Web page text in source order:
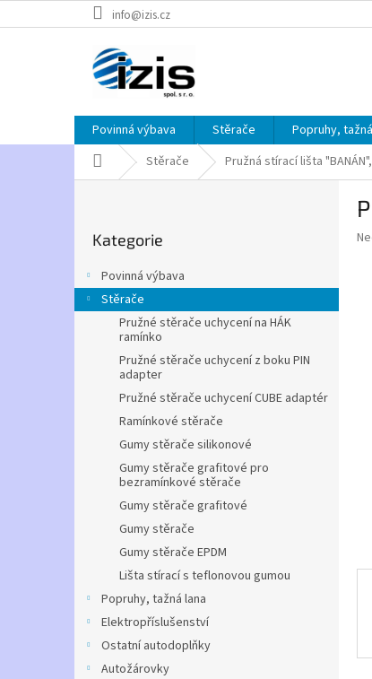
na
info@izis.cz
Povinná výbava Stěrače Popruhy,
Domů Stěrače Pružná stírací lišta
a
n
kategorie
Kategorie
Povinná výbava
Stěrače
Pružné stěrače uchycení na HÁK
ramínko
Pružné stěrače uchycení z boku PIN
adapter
Pružné stěrače uchycení CUBE adaptér
Ramínkové stěrače
Gumy stěrače silikonové
Gumy stěrače grafitové pro
bezramínkové stěrače
Gumy stěrače grafitové
Gumy stěrače
Gumy stěrače EPDM
Lišta stírací s teflonovou gumou
Popruhy, tažná lana
Elektropříslušenství
Ostatní autodoplňky
Autožárovky